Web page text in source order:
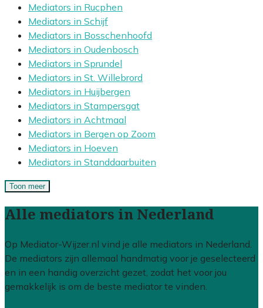
Mediators in Rucphen
Mediators in Schijf
Mediators in Bosschenhoofd
Mediators in Oudenbosch
Mediators in Sprundel
Mediators in St. Willebrord
Mediators in Huijbergen
Mediators in Stampersgat
Mediators in Achtmaal
Mediators in Bergen op Zoom
Mediators in Hoeven
Mediators in Standdaarbuiten
Toon meer
Alle mediators in Nederland
Op Mediator-Wijzer.nl vind je alle mediators in Nederland.
De mediators zijn allemaal handmatig voor je geselecteerd
en in een handig overzicht gezet, zodat het voor jou
gemakkelijk is om de beste mediator te vinden.